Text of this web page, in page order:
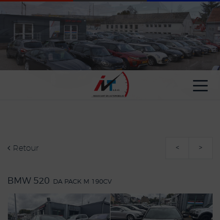
Retour < >
BMW 520 DA PACK M 190CV
Paramètres avancés des cookies